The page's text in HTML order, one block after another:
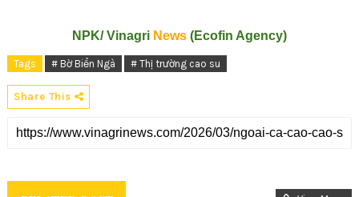
NPK/ Vinagri News(Ecofin Agency)
Tags # Bờ Biển Ngà # Thị trường cao su
Share This